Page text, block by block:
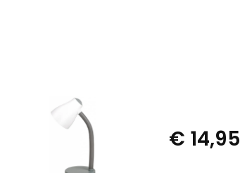
€ 14,95